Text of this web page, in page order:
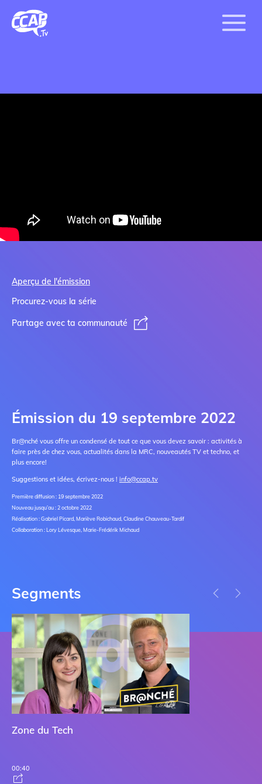
Aperçu de l'émission
Procurez-vous la série
Partage avec ta communauté
Émission du 19 septembre 2022
Br@nché vous offre un condensé de tout ce que vous devez savoir : activités à
faire près de chez vous, actualités dans la MRC, nouveautés TV et techno, et
plus encore!
Suggestions et idées, écrivez-nous ! info@ccap.tv
Première diffusion : 19 septembre 2022
Nouveau jusqu’au : 2 octobre 2022
Réalisation : Gabriel Picard, Mariève Robichaud, Claudine Chauveau-Tardif
Collaboration : Lory Lévesque, Marie-Frédérik Michaud
Segments
Zone du Tech
00:40